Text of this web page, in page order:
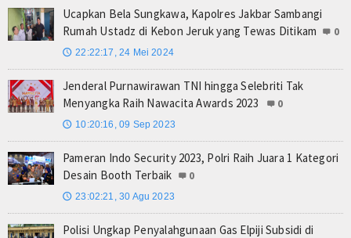
Ucapkan Bela Sungkawa, Kapolres Jakbar Sambangi
Rumah Ustadz di Kebon Jeruk yang Tewas Ditikam
0
🕔 22:22:17, 24 Mei 2024
Jenderal Purnawirawan TNI hingga Selebriti Tak
Menyangka Raih Nawacita Awards 2023
0
🕔 10:20:16, 09 Sep 2023
Pameran Indo Security 2023, Polri Raih Juara 1 Kategori
Desain Booth Terbaik
0
🕔 23:02:21, 30 Agu 2023
Polisi Ungkap Penyalahgunaan Gas Elpiji Subsidi di